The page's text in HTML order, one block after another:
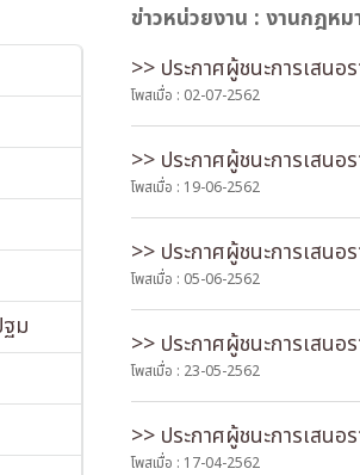
ม
ข่าวหน่วยงาน : งานกฎห
>> ประกาศผู้ชนะการเสนอ
โพสเมื่อ : 02-07-2562
>> ประกาศผู้ชนะการเสนอ
โพสเมื่อ : 19-06-2562
>> ประกาศผู้ชนะการเสนอ
โพสเมื่อ : 05-06-2562
>> ประกาศผู้ชนะการเสนอ
โพสเมื่อ : 23-05-2562
>> ประกาศผู้ชนะการเสนอ
โพสเมื่อ : 17-04-2562